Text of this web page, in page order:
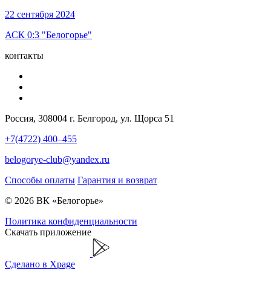
22 сентября 2024
АСК 0:3 "Белогорье"
контакты
Россия, 308004 г. Белгород, ул. Щорса 51
+7(4722) 400–455
belogorye-club@yandex.ru
Способы оплаты Гарантия и возврат
© 2026 ВК «Белогорье»
Политика конфиденциальности
Скачать приложение
Сделано в Xpage